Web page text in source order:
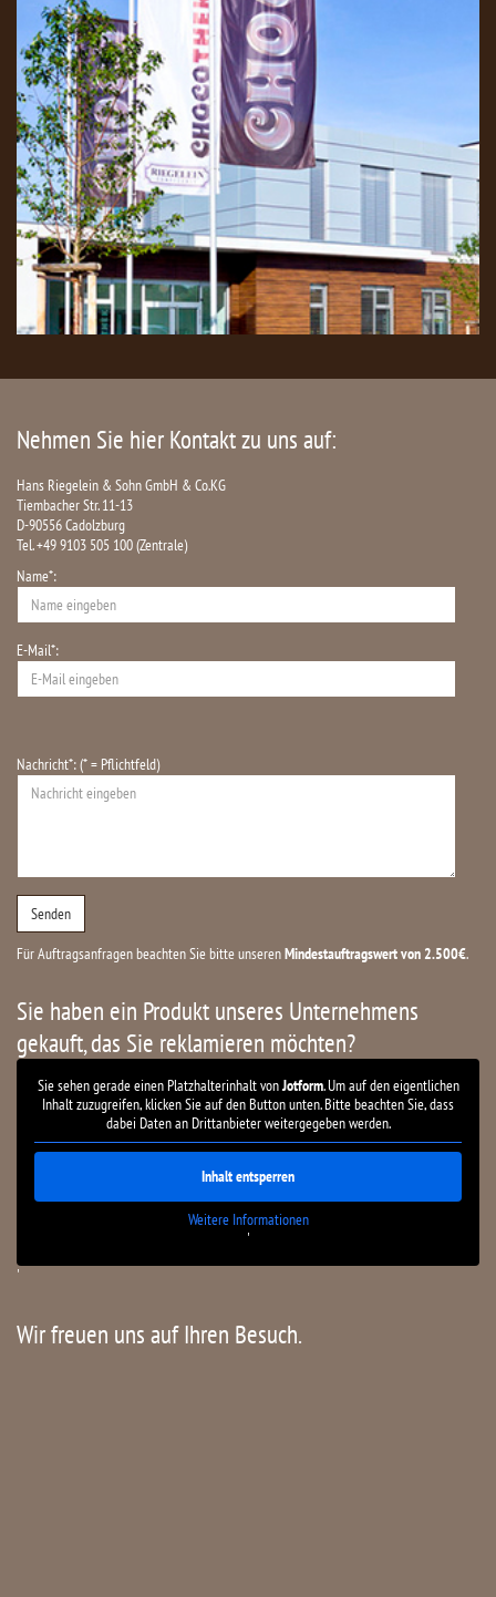
Nehmen Sie hier Kontakt zu uns auf:
Hans Riegelein & Sohn GmbH & Co.KG
Tiembacher Str. 11-13
D-90556 Cadolzburg
Tel. +49 9103 505 100 (Zentrale)
Name*:
E-Mail*:
Nachricht*: (* = Pflichtfeld)
Für Auftragsanfragen beachten Sie bitte unserenMindestauftragswert von 2.500€.
Sie haben ein Produkt unseres Unternehmens
gekauft, das Sie reklamieren möchten?
Sie sehen gerade einen Platzhalterinhalt vonJotform. Um auf den eigentlichen
Inhalt zuzugreifen, klicken Sie auf den Button unten. Bitte beachten Sie, dass
dabei Daten an Drittanbieter weitergegeben werden.
Inhalt entsperren
Weitere Informationen
'
'
Wir freuen uns auf Ihren Besuch.